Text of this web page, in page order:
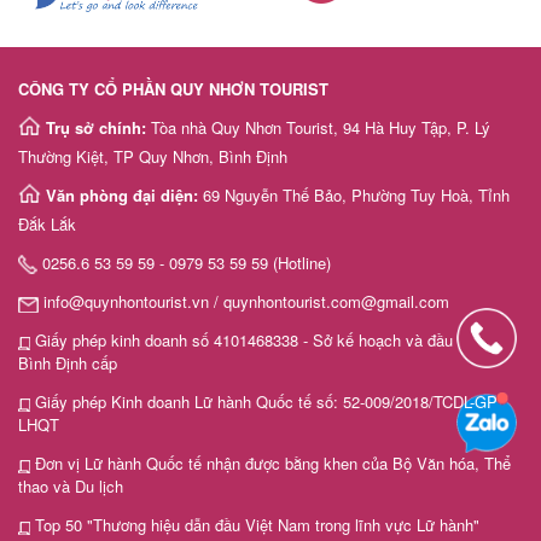
CÔNG TY CỔ PHẦN QUY NHƠN TOURIST
Trụ sở chính: Tòa nhà Quy Nhơn Tourist, 94 Hà Huy Tập, P. Lý
Thường Kiệt, TP Quy Nhơn, Bình Định
Văn phòng đại diện: 69 Nguyễn Thế Bảo, Phường Tuy Hoà, Tỉnh
Đắk Lắk
0256.6 53 59 59 - 0979 53 59 59 (Hotline)
info@quynhontourist.vn / quynhontourist.com@gmail.com
Giấy phép kinh doanh số 4101468338 - Sở kế hoạch và đầu tư tỉnh
Bình Định cấp
Giấy phép Kinh doanh Lữ hành Quốc tế số: 52-009/2018/TCDL-GP
LHQT
Đơn vị Lữ hành Quốc tế nhận được bằng khen của Bộ Văn hóa, Thể
thao và Du lịch
Top 50 "Thương hiệu dẫn đầu Việt Nam trong lĩnh vực Lữ hành"